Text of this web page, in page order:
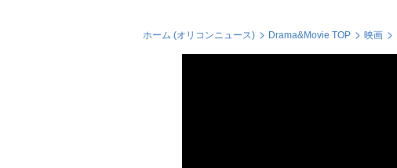
ホーム (オリコンニュース) Drama&Movie TOP 映画